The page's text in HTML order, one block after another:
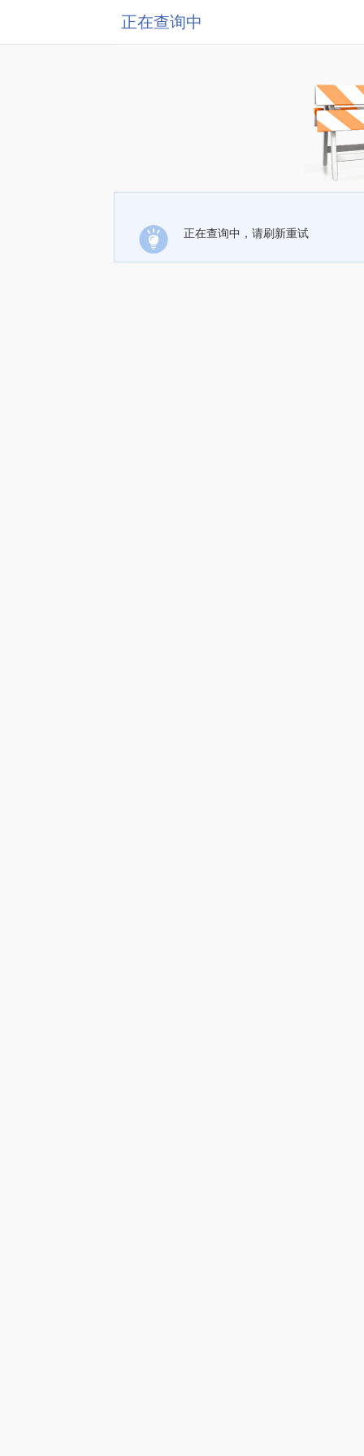
正在查询中
正在查询中，请刷新重试